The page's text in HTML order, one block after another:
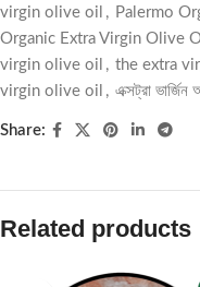
virgin olive oil , Palermo
Organic Extra Virgin Olive
virgin olive oil , the extra
virgin olive oil , এক্সট্রা
Share:
Related products